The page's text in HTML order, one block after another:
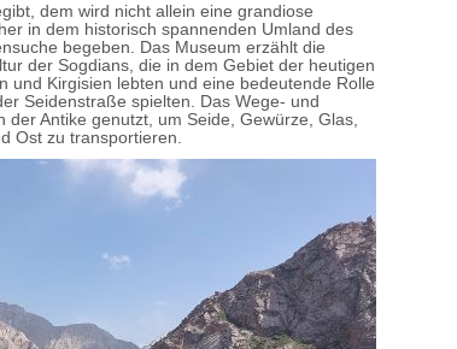
dem wird nicht allein eine grandiose
in dem historisch spannenden Umland des
begeben. Das Museum erzählt die
der Sogdians, die in dem Gebiet der heutigen
und Kirgisien lebten und eine bedeutende Rolle
Seidenstraße spielten. Das Wege- und
Antike genutzt, um Seide, Gewürze, Glas,
Ost zu transportieren.